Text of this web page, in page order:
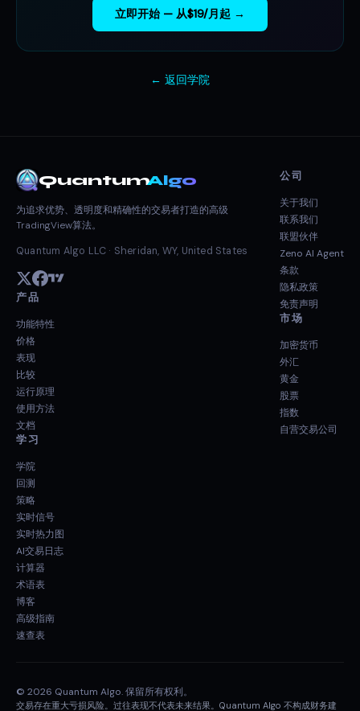
立即开始 — 从$19/月起 →
← 返回学院
QuantumAlgo
为追求优势、透明度和精确性的交易者打造的高级
TradingView算法。
Quantum Algo LLC · Sheridan, WY, United States
产品
功能特性
价格
表现
比较
运行原理
使用方法
文档
学习
学院
回测
策略
实时信号
实时热力图
AI交易日志
计算器
术语表
博客
高级指南
速查表
公司
关于我们
联系我们
联盟伙伴
Zeno AI Agent
条款
隐私政策
免责声明
市场
加密货币
外汇
黄金
股票
指数
自营交易公司
© 2026 Quantum Algo. 保留所有权利。
交易存在重大亏损风险。过往表现不代表未来结果。Quantum Algo 不构成财务建